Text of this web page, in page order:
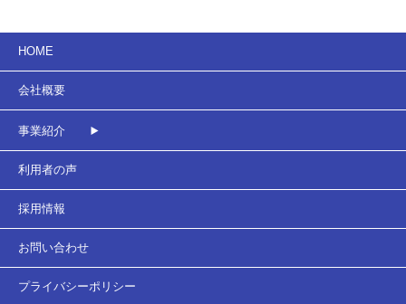
HOME
会社概要
事業紹介
利用者の声
採用情報
お問い合わせ
プライバシーポリシー